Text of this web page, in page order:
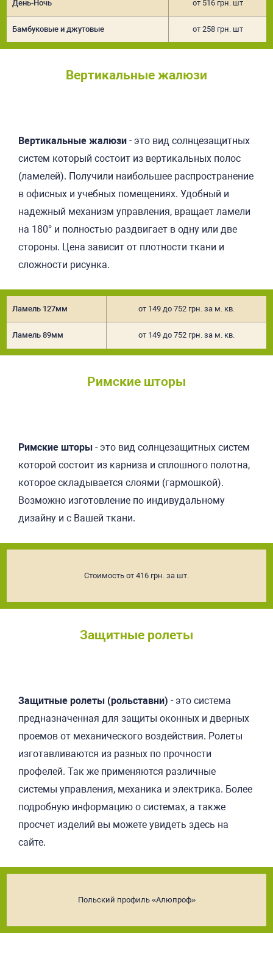
День-Ночь от 516 грн. шт
Бамбуковые и джутовые от 258 грн. шт
Вертикальные жалюзи
Подробнее
Вертикальные жалюзи - это вид солнцезащитных
систем который состоит из вертикальных полос
(ламелей). Получили наибольшее распространение
в офисных и учебных помещениях. Удобный и
надежный механизм управления, вращает ламели
на 180° и полностью раздвигает в одну или две
стороны. Цена зависит от плотности ткани и
сложности рисунка.
Ламель 127мм от 149 до 752 грн. за м. кв.
Ламель 89мм от 149 до 752 грн. за м. кв.
Римские шторы
Подробнее
Римские шторы - это вид солнцезащитных систем
которой состоит из карниза и сплошного полотна,
которое складывается слоями (гармошкой).
Возможно изготовление по индивудальному
дизайну и с Вашей ткани.
Стоимость от 416 грн. за шт.
Защитные ролеты
Подробнее
Защитные ролеты (рольставни) - это система
предназначенная для защиты оконных и дверных
проемов от механического воздействия. Ролеты
изготавливаются из разных по прочности
профелей. Так же применяются различные
системы управления, механика и электрика. Более
подробную информацию о системах, а также
просчет изделий вы можете увидеть здесь на
сайте.
Польский профиль «Алюпроф»